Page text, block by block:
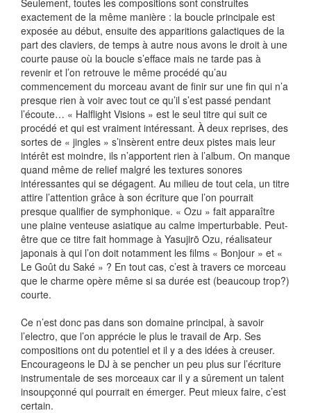
Seulement, toutes les compositions sont construites
exactement de la même manière : la boucle principale est
exposée au début, ensuite des apparitions galactiques de la
part des claviers, de temps à autre nous avons le droit à une
courte pause où la boucle s’efface mais ne tarde pas à
revenir et l’on retrouve le même procédé qu’au
commencement du morceau avant de finir sur une fin qui n’a
presque rien à voir avec tout ce qu’il s’est passé pendant
l’écoute… « Halflight Visions » est le seul titre qui suit ce
procédé et qui est vraiment intéressant. À deux reprises, des
sortes de « jingles » s’insèrent entre deux pistes mais leur
intérêt est moindre, ils n’apportent rien à l’album. On manque
quand même de relief malgré les textures sonores
intéressantes qui se dégagent. Au milieu de tout cela, un titre
attire l’attention grâce à son écriture que l’on pourrait
presque qualifier de symphonique. « Ozu » fait apparaître
une plaine venteuse asiatique au calme imperturbable. Peut-
être que ce titre fait hommage à Yasujirō Ozu, réalisateur
japonais à qui l’on doit notamment les films « Bonjour » et «
Le Goût du Saké » ? En tout cas, c’est à travers ce morceau
que le charme opère même si sa durée est (beaucoup trop?)
courte.
Ce n’est donc pas dans son domaine principal, à savoir
l’electro, que l’on apprécie le plus le travail de Arp. Ses
compositions ont du potentiel et il y a des idées à creuser.
Encourageons le DJ à se pencher un peu plus sur l’écriture
instrumentale de ses morceaux car il y a sûrement un talent
insoupçonné qui pourrait en émerger. Peut mieux faire, c’est
certain.